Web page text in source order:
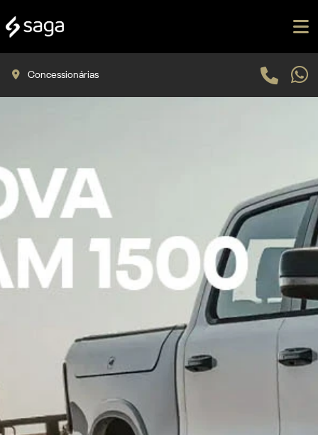
Concessionárias